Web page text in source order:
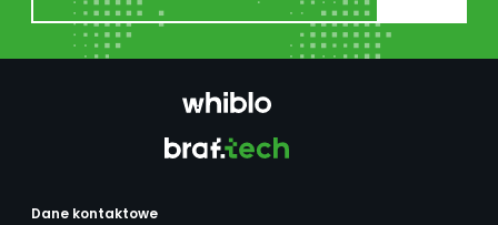
Dane kontaktowe